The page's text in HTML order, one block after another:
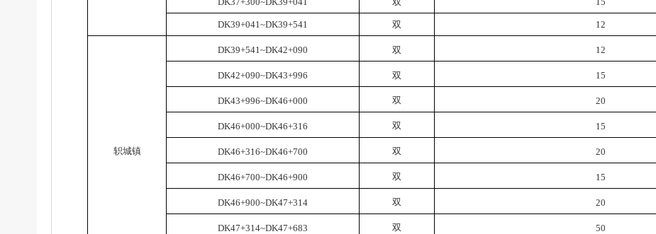
DK39+041~DK39+541 双 12
轵城镇
DK39+541~DK42+090 双 12
DK42+090~DK43+996 双 15
DK43+996~DK46+000 双 20
DK46+000~DK46+316 双 15
DK46+316~DK46+700 双 20
DK46+700~DK46+900 双 15
DK46+900~DK47+314 双 20
DK47+314~DK47+683 双 50